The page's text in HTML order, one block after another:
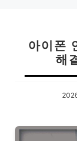
아이폰
해